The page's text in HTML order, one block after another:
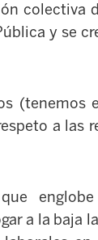
colectiva
y se
(tenemos
a las
a la baja